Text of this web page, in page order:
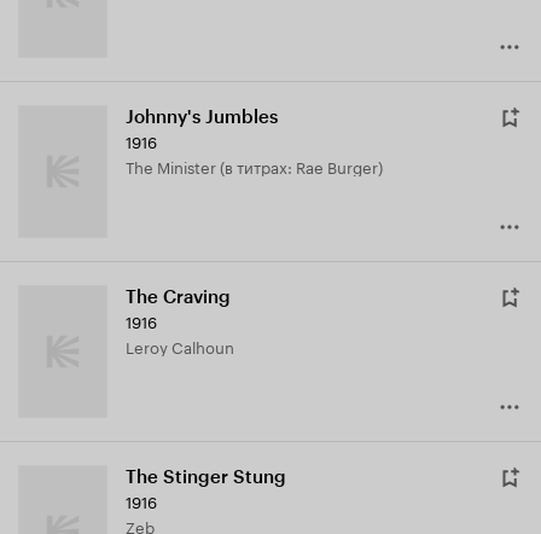
Johnny's Jumbles
1916
The Minister (в титрах: Rae Burger)
The Craving
1916
Leroy Calhoun
The Stinger Stung
1916
Zeb